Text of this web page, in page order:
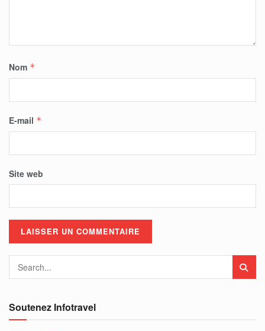
Nom *
E-mail *
Site web
Soutenez Infotravel